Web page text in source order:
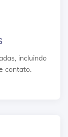
incluindo
contato.